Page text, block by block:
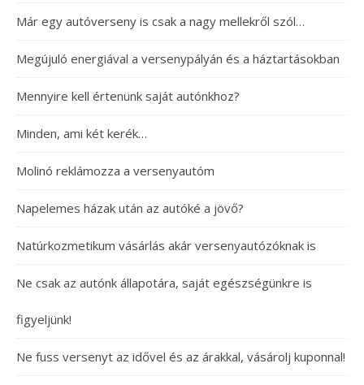
Már egy autóverseny is csak a nagy mellekről szól…
Megújuló energiával a versenypályán és a háztartásokban
Mennyire kell értenünk saját autónkhoz?
Minden, ami két kerék…
Molinó reklámozza a versenyautóm
Napelemes házak után az autóké a jövő?
Natúrkozmetikum vásárlás akár versenyautózóknak is
Ne csak az autónk állapotára, saját egészségünkre is
figyeljünk!
Ne fuss versenyt az idővel és az árakkal, vásárolj kuponnal!